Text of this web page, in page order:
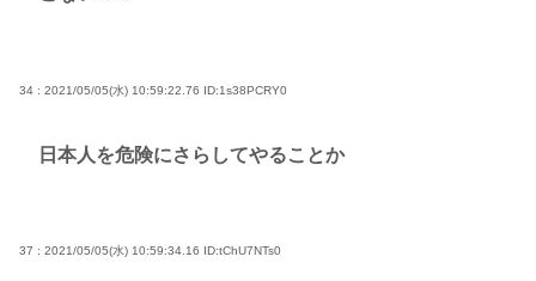
34 : 2021/05/05(水) 10:59:22.76 ID:1s38PCRY0
日本人を危険にさらしてやることか
37 : 2021/05/05(水) 10:59:34.16 ID:tChU7NTs0